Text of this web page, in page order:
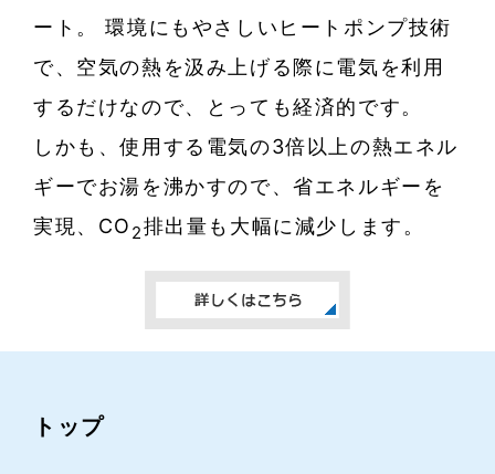
ート。 環境にもやさしいヒートポンプ技術
で、空気の熱を汲み上げる際に電気を利用
するだけなので、とっても経済的です。
しかも、使用する電気の3倍以上の熱エネル
ギーでお湯を沸かすので、省エネルギーを
実現、CO 2排出量も大幅に減少します。
トップ